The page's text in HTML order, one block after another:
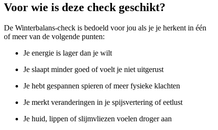
Voor wie is deze check geschikt?
De Winterbalans-check is bedoeld voor jou als je je herkent in één
of meer van de volgende punten:
Je energie is lager dan je wilt
Je slaapt minder goed of voelt je niet uitgerust
Je hebt gespannen spieren of meer fysieke klachten
Je merkt veranderingen in je spijsvertering of eetlust
Je huid, lippen of slijmvliezen voelen droger aan